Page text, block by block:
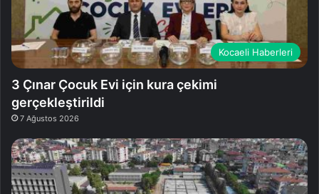
Kocaeli Haberleri
3 Çınar Çocuk Evi için kura çekimi
gerçekleştirildi
7 Ağustos 2026